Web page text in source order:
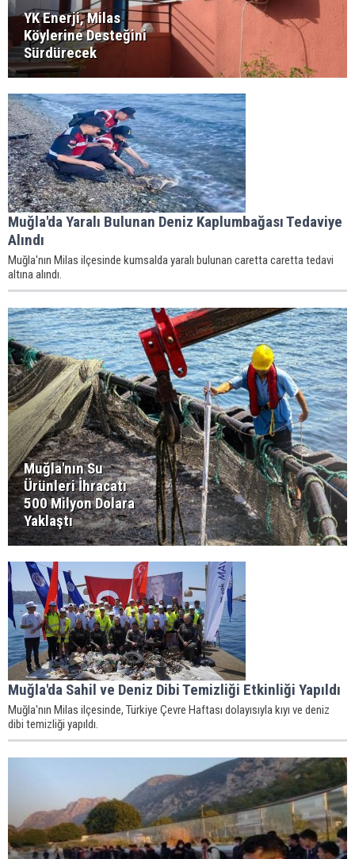
YK Enerji, Milas
Köylerine Desteğini
Sürdürecek
Muğla'da Yaralı Bulunan Deniz Kaplumbağası Tedaviye
Alındı
Muğla'nın Milas ilçesinde kumsalda yaralı bulunan caretta caretta tedavi
altına alındı.
Muğla'nın Su
Ürünleri İhracatı
500 Milyon Dolara
Yaklaştı
Muğla'da Sahil ve Deniz Dibi Temizliği Etkinliği Yapıldı
Muğla'nın Milas ilçesinde, Türkiye Çevre Haftası dolayısıyla kıyı ve deniz
dibi temizliği yapıldı.